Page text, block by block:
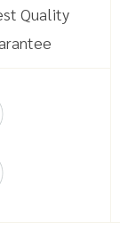
Quality